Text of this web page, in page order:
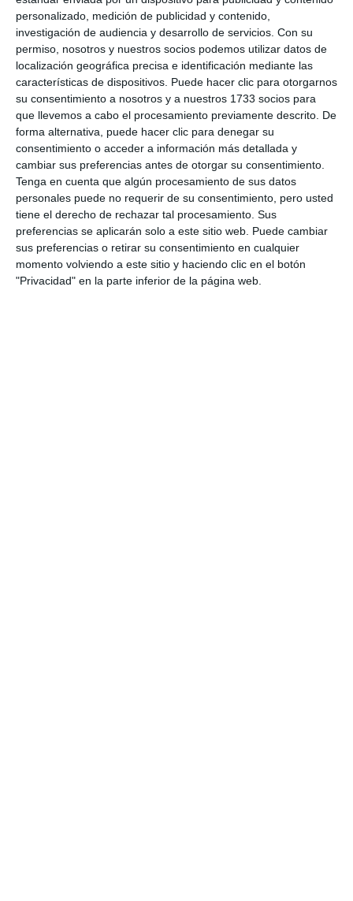
personalizado, medición de publicidad y contenido,
investigación de audiencia y desarrollo de servicios. Con su
permiso, nosotros y nuestros socios podemos utilizar datos de
localización geográfica precisa e identificación mediante las
características de dispositivos. Puede hacer clic para otorgarnos
su consentimiento a nosotros y a nuestros 1733 socios para
que llevemos a cabo el procesamiento previamente descrito. De
forma alternativa, puede hacer clic para denegar su
consentimiento o acceder a información más detallada y
cambiar sus preferencias antes de otorgar su consentimiento.
Tenga en cuenta que algún procesamiento de sus datos
personales puede no requerir de su consentimiento, pero usted
tiene el derecho de rechazar tal procesamiento. Sus
preferencias se aplicarán solo a este sitio web. Puede cambiar
sus preferencias o retirar su consentimiento en cualquier
momento volviendo a este sitio y haciendo clic en el botón
"Privacidad" en la parte inferior de la página web.